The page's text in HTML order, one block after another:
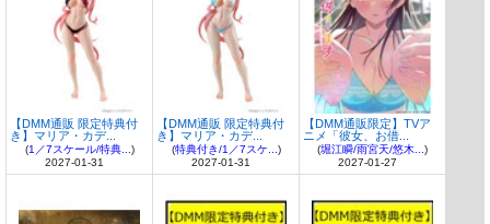
【DMM通販 限定特典付
き】マリア・カデ...
(1／7スケール/特典...)
2027-01-31
【DMM通販 限定特典付
き】マリア・カデ...
(特典付き/1／7スケ...)
2027-01-31
【DMM通販限定】TVア
ニメ「彼女、お借...
(堀江瞬/雨宮天/悠木...)
2027-01-27